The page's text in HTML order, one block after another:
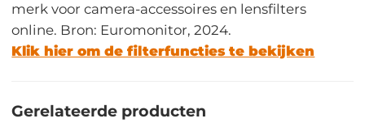
merk voor camera-accessoires en lensfilters
online. Bron: Euromonitor, 2024.
Klik hier om de filterfuncties te bekijken
Gerelateerde producten